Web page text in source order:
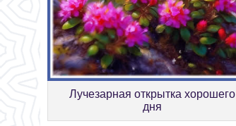
Лучезарная открытка хорошего
дня